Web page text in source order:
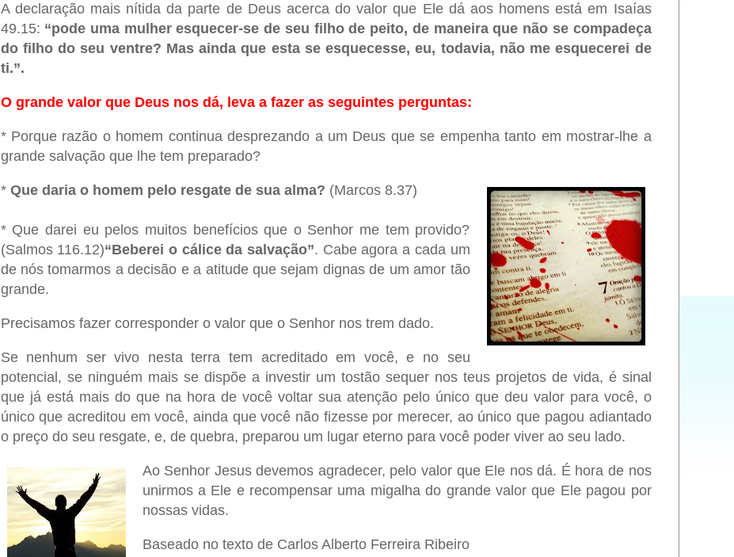
A declaração mais nítida da parte de Deus acerca do valor que Ele dá aos homens está em Isaías
49.15: “pode uma mulher esquecer-se de seu filho de peito, de maneira que não se compadeça
do filho do seu ventre? Mas ainda que esta se esquecesse, eu, todavia, não me esquecerei de
ti.”.
O grande valor que Deus nos dá, leva a fazer as seguintes perguntas:
* Porque razão o homem continua desprezando a um Deus que se empenha tanto em mostrar-lhe a
grande salvação que lhe tem preparado?
* Que daria o homem pelo resgate de sua alma? (Marcos 8.37)
* Que darei eu pelos muitos benefícios que o Senhor me tem provido?
(Salmos 116.12)“Beberei o cálice da salvação”. Cabe agora a cada um
de nós tomarmos a decisão e a atitude que sejam dignas de um amor tão
grande.
Precisamos fazer corresponder o valor que o Senhor nos trem dado.
Se nenhum ser vivo nesta terra tem acreditado em você, e no seu
potencial, se ninguém mais se dispõe a investir um tostão sequer nos teus projetos de vida, é sinal
que já está mais do que na hora de você voltar sua atenção pelo único que deu valor para você, o
único que acreditou em você, ainda que você não fizesse por merecer, ao único que pagou adiantado
o preço do seu resgate, e, de quebra, preparou um lugar eterno para você poder viver ao seu lado.
Ao Senhor Jesus devemos agradecer, pelo valor que Ele nos dá. É hora de nos
unirmos a Ele e recompensar uma migalha do grande valor que Ele pagou por
nossas vidas.
Baseado no texto de Carlos Alberto Ferreira Ribeiro